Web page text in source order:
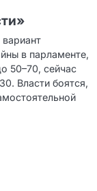
в парламенте,
50–70, сейчас
Власти боятся,